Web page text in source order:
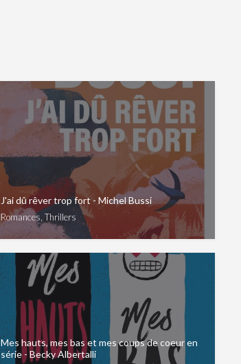
J'ai dû rêver trop fort - Michel Bussi
Romances, Thrillers
Mes hauts, mes bas et mes coups de coeur en
série - Becky Albertalli